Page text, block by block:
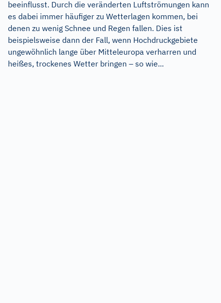
beeinflusst. Durch die veränderten Luftströmungen kann
es dabei immer häufiger zu Wetterlagen kommen, bei
denen zu wenig Schnee und Regen fallen. Dies ist
beispielsweise dann der Fall, wenn Hochdruckgebiete
ungewöhnlich lange über Mitteleuropa verharren und
heißes, trockenes Wetter bringen – so wie...